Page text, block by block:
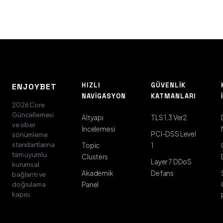
ENJOYBET
2026 Core
Güncellemesi
ve siber
sönümleme
standartlarına
tam uyumlu
kurumsal
bağlantı ve
doğrulama
kapısı.
HIZLI
NAVIGASYON
Altyapı
İncelemesi
Topic
Clusters
Akademik
Panel
GÜVENLIK
KATMANLARI
TLS 1.3 Ver2
PCI-DSS Level
1
Layer 7 DDoS
Defans